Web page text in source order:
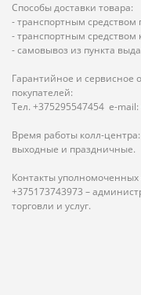
Способы доставки товара:
- транспортным средством
- транспортным
- самовывоз из пункта
Гарантийное и сервисное
покупателей:
Тел. +375295547454 e-mail:
Время работы колл-
выходные и праздничные.
Контакты
+375173743973 –
торговли и услуг.